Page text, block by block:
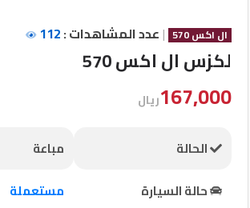
تسجيل
الدخول
English
مستثمري
ال اكس 570 | عدد المشاهدات :112
لكزس ال اكس 570
167,000ريال
الحالة
مباعة
حالة السيارة
مستعملة